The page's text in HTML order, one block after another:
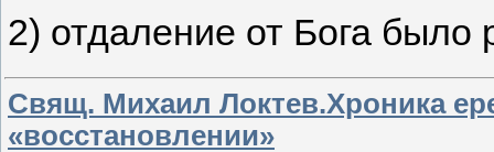
2) отдаление от Бога
Свящ. Михаил Локтев.Хроника
«восстановлении»